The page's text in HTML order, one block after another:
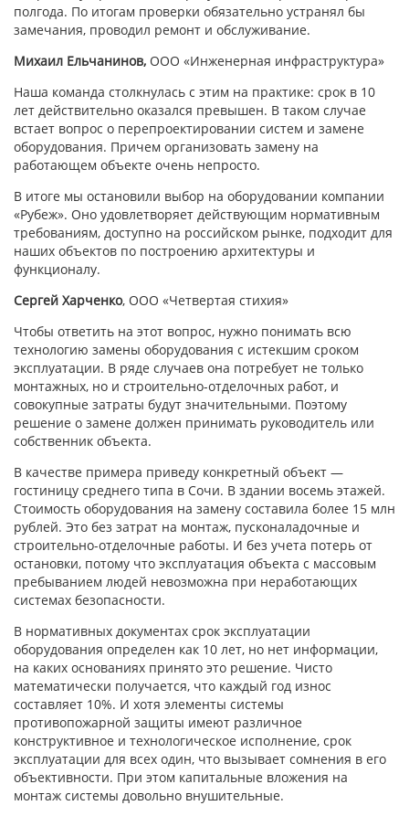
полгода. По итогам проверки обязательно устранял бы
замечания, проводил ремонт и обслуживание.
Михаил Ельчанинов, ООО «Инженерная инфраструктура»
Наша команда столкнулась с этим на практике: срок в 10
лет действительно оказался превышен. В таком случае
встает вопрос о перепроектировании систем и замене
оборудования. Причем организовать замену на
работающем объекте очень непросто.
В итоге мы остановили выбор на оборудовании компании
«Рубеж». Оно удовлетворяет действующим нормативным
требованиям, доступно на российском рынке, подходит для
наших объектов по построению архитектуры и
функционалу.
Сергей Харченко, ООО «Четвертая стихия»
Чтобы ответить на этот вопрос, нужно понимать всю
технологию замены оборудования с истекшим сроком
эксплуатации. В ряде случаев она потребует не только
монтажных, но и строительно-отделочных работ, и
совокупные затраты будут значительными. Поэтому
решение о замене должен принимать руководитель или
собственник объекта.
В качестве примера приведу конкретный объект —
гостиницу среднего типа в Сочи. В здании восемь этажей.
Стоимость оборудования на замену составила более 15 млн
рублей. Это без затрат на монтаж, пусконаладочные и
строительно-отделочные работы. И без учета потерь от
остановки, потому что эксплуатация объекта с массовым
пребыванием людей невозможна при неработающих
системах безопасности.
В нормативных документах срок эксплуатации
оборудования определен как 10 лет, но нет информации,
на каких основаниях принято это решение. Чисто
математически получается, что каждый год износ
составляет 10%. И хотя элементы системы
противопожарной защиты имеют различное
конструктивное и технологическое исполнение, срок
эксплуатации для всех один, что вызывает сомнения в его
объективности. При этом капитальные вложения на
монтаж системы довольно внушительные.